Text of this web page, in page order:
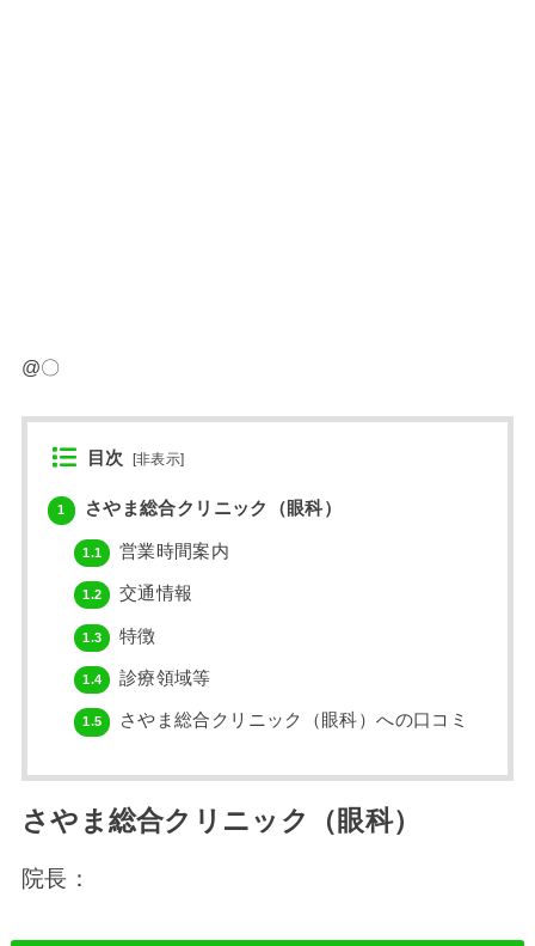
@〇
目次 [非表示]
1 さやま総合クリニック（眼科）
1.1 営業時間案内
1.2 交通情報
1.3 特徴
1.4 診療領域等
1.5 さやま総合クリニック（眼科）への口コミ
さやま総合クリニック（眼科）
院長：